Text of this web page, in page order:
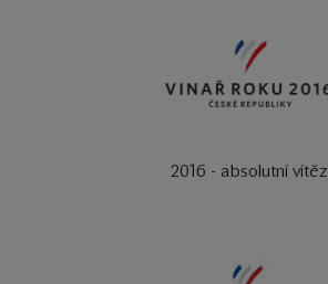
2016 - absolutní vítěz